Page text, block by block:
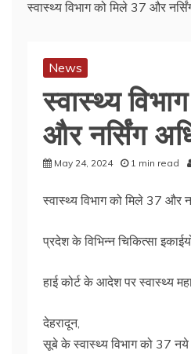
स्वास्थ्य विभाग को मिले 37 और
News
स्वास्थ्य
और नर्सिंग
May 24, 2024 1 min read
स्वास्थ्य विभाग को मिले 37 और
प्रदेश के विभिन्न चिकित्सा
हाई कोर्ट के आदेश पर स्वास्थ्य
देहरादून,
सूबे के स्वास्थ्य विभाग को 37 नये